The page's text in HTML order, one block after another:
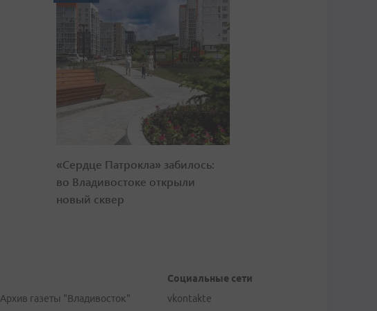
«Сердце Патрокла» забилось:
во Владивостоке открыли
новый сквер
Архив газеты "Владивосток"
Социальные сети
vkontakte